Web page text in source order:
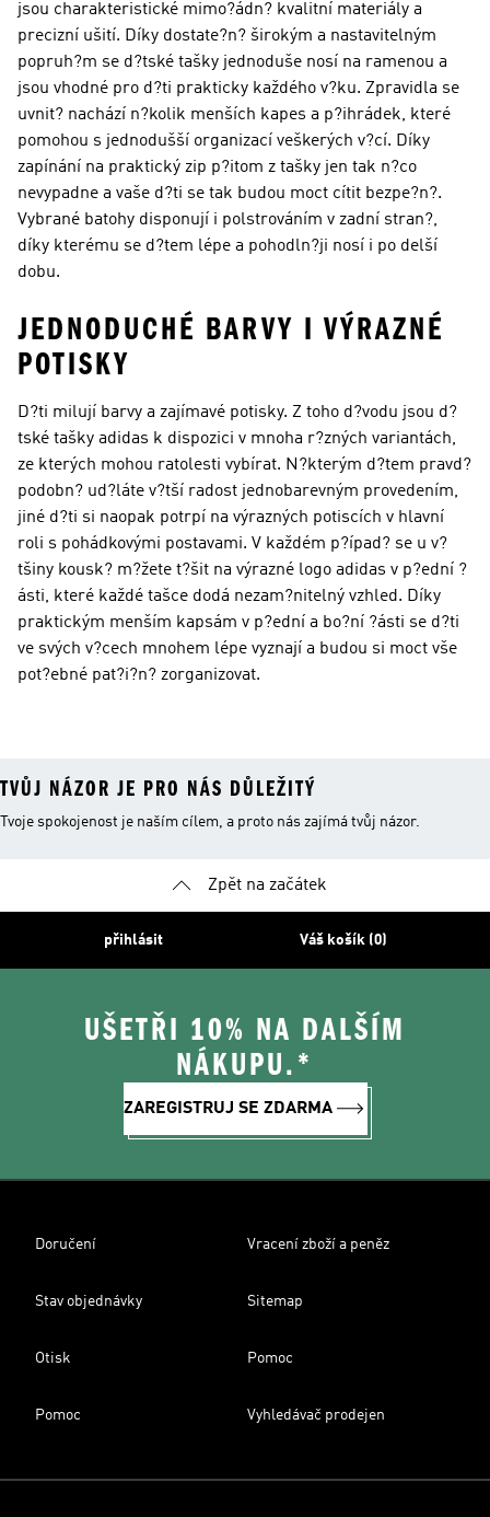
jsou charakteristické mimo?ádn? kvalitní materiály a
precizní ušití. Díky dostate?n? širokým a nastavitelným
popruh?m se d?tské tašky jednoduše nosí na ramenou a
jsou vhodné pro d?ti prakticky každého v?ku. Zpravidla se
uvnit? nachází n?kolik menších kapes a p?ihrádek, které
pomohou s jednodušší organizací veškerých v?cí. Díky
zapínání na praktický zip p?itom z tašky jen tak n?co
nevypadne a vaše d?ti se tak budou moct cítit bezpe?n?.
Vybrané batohy disponují i polstrováním v zadní stran?,
díky kterému se d?tem lépe a pohodln?ji nosí i po delší
dobu.
JEDNODUCHÉ BARVY I VÝRAZNÉ
POTISKY
D?ti milují barvy a zajímavé potisky. Z toho d?vodu jsou d?
tské tašky adidas k dispozici v mnoha r?zných variantách,
ze kterých mohou ratolesti vybírat. N?kterým d?tem pravd?
podobn? ud?láte v?tší radost jednobarevným provedením,
jiné d?ti si naopak potrpí na výrazných potiscích v hlavní
roli s pohádkovými postavami. V každém p?ípad? se u v?
tšiny kousk? m?žete t?šit na výrazné logo adidas v p?ední ?
ásti, které každé tašce dodá nezam?nitelný vzhled. Díky
praktickým menším kapsám v p?ední a bo?ní ?ásti se d?ti
ve svých v?cech mnohem lépe vyznají a budou si moct vše
pot?ebné pat?i?n? zorganizovat.
TVŮJ NÁZOR JE PRO NÁS DŮLEŽITÝ
Tvoje spokojenost je naším cílem, a proto nás zajímá tvůj názor.
Zpět na začátek
přihlásit Váš košík (0)
UŠETŘI 10% NA DALŠÍM
NÁKUPU.*
ZAREGISTRUJ SE ZDARMA
Doručení Vracení zboží a peněz
Stav objednávky Sitemap
Otisk Pomoc
Pomoc Vyhledávač prodejen